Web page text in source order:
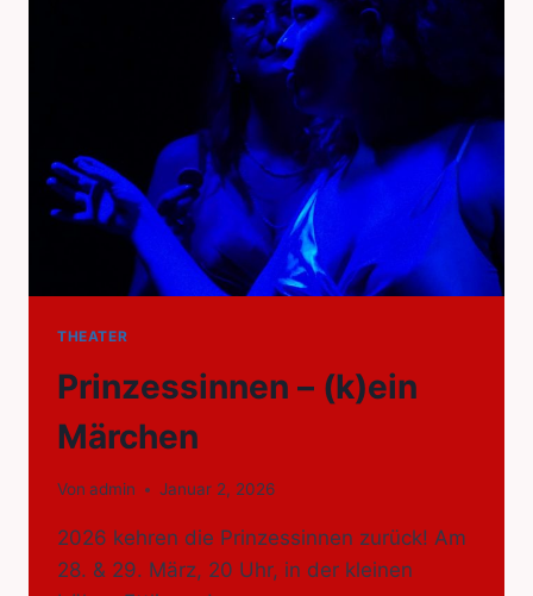
THEATER
Prinzessinnen – (k)ein
Märchen
Von admin Januar 2, 2026
2026 kehren die Prinzessinnen zurück! Am
28. & 29. März, 20 Uhr, in der kleinen